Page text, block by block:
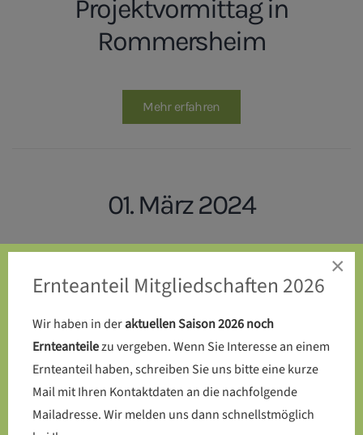
Projektvormittag in
Rommersheim
Mehr erfahren
01. März 2024
Endlich: Die Kompost-Toilette
wird auf dem SoLaWi-Acker
errichtet
Mehr erfahren
×
Ernteanteil Mitgliedschaften 2026
Wir haben in deraktuellen Saison 2026 noch
Ernteanteilezu vergeben. Wenn Sie Interesse an einem
Ernteanteil haben, schreiben Sie uns bitte eine kurze
Mail mit Ihren Kontaktdaten an die nachfolgende
Mailadresse. Wir melden uns dann schnellstmöglich